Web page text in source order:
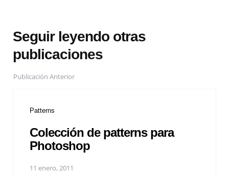
Seguir leyendo otras
publicaciones
Publicación Anterior
Patterns
Colección de patterns para
Photoshop
11 enero, 2011